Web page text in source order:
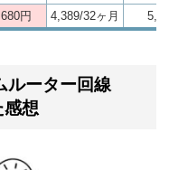
円 4,389/32ヶ月
ーター回線
感想